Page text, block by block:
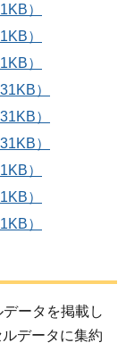
）
）
）
）
）
）
）
）
）
ータを掲載し
データに集約